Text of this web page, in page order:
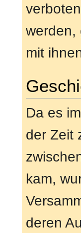
werden,
mit
Da es
der Zeit
kam,
deren